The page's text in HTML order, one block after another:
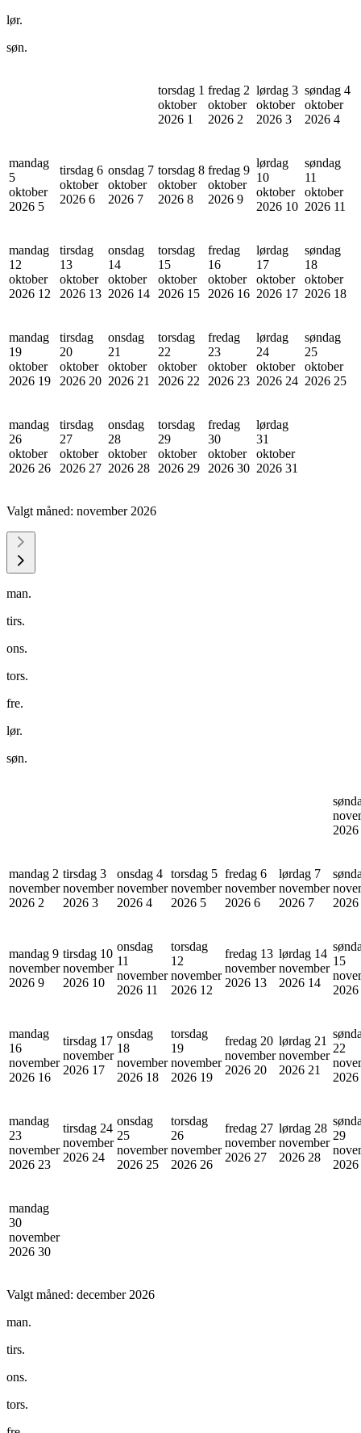
lør.
søn.
torsdag 1
oktober
2026 1
fredag 2
oktober
2026 2
lørdag 3
oktober
2026 3
søndag 4
oktober
2026 4
mandag
5
oktober
2026 5
tirsdag 6
oktober
2026 6
onsdag 7
oktober
2026 7
torsdag 8
oktober
2026 8
fredag 9
oktober
2026 9
lørdag
10
oktober
2026 10
søndag
11
oktober
2026 11
mandag
12
oktober
2026 12
tirsdag
13
oktober
2026 13
onsdag
14
oktober
2026 14
torsdag
15
oktober
2026 15
fredag
16
oktober
2026 16
lørdag
17
oktober
2026 17
søndag
18
oktober
2026 18
mandag
19
oktober
2026 19
tirsdag
20
oktober
2026 20
onsdag
21
oktober
2026 21
torsdag
22
oktober
2026 22
fredag
23
oktober
2026 23
lørdag
24
oktober
2026 24
søndag
25
oktober
2026 25
mandag
26
oktober
2026 26
tirsdag
27
oktober
2026 27
onsdag
28
oktober
2026 28
torsdag
29
oktober
2026 29
fredag
30
oktober
2026 30
lørdag
31
oktober
2026 31
Valgt måned: november 2026
man.
tirs.
ons.
tors.
fre.
lør.
søn.
2026
mandag 2
november
2026 2
tirsdag 3
november
2026 3
onsdag 4
november
2026 4
torsdag 5
november
2026 5
fredag 6
november
2026 6
lørdag 7
november
2026 7
2026
mandag 9
november
2026 9
tirsdag 10
november
2026 10
onsdag
11
november
2026 11
torsdag
12
november
2026 12
fredag 13
november
2026 13
lørdag 14
november
2026 14
15
2026
mandag
16
november
2026 16
tirsdag 17
november
2026 17
onsdag
18
november
2026 18
torsdag
19
november
2026 19
fredag 20
november
2026 20
lørdag 21
november
2026 21
22
2026
mandag
23
november
2026 23
tirsdag 24
november
2026 24
onsdag
25
november
2026 25
torsdag
26
november
2026 26
fredag 27
november
2026 27
lørdag 28
november
2026 28
29
2026
mandag
30
november
2026 30
Valgt måned: december 2026
man.
tirs.
ons.
tors.